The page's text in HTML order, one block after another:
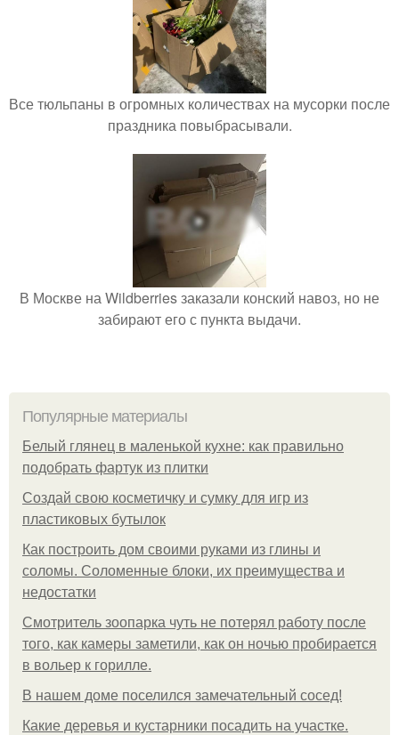
Все тюльпаны в огромных количествах на мусорки после
праздника повыбрасывали.
В Москве на Wildberries заказали конский навоз, но не
забирают его с пункта выдачи.
Популярные материалы
Белый глянец в маленькой кухне: как правильно
подобрать фартук из плитки
Создай свою косметичку и сумку для игр из
пластиковых бутылок
Как построить дом своими руками из глины и
соломы. Соломенные блоки, их преимущества и
недостатки
Смотритель зоопарка чуть не потерял работу после
того, как камеры заметили, как он ночью пробирается
в вольер к горилле.
В нашем доме поселился замечательный сосед!
Какие деревья и кустарники посадить на участке.